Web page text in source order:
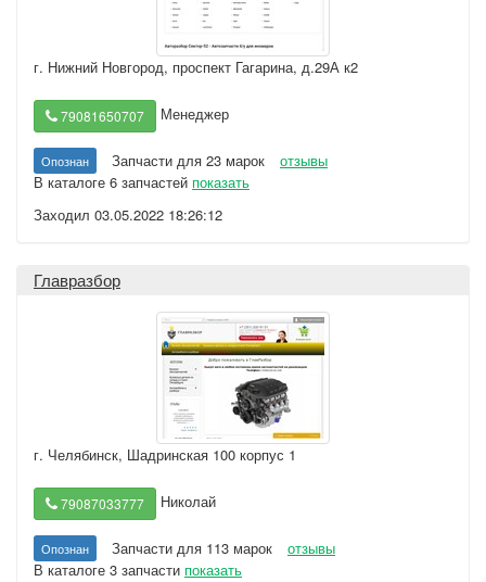
г. Нижний Новгород, проспект Гагарина, д.29А к2
79081650707 Менеджер
Опознан Запчасти для 23 марок
отзывы
В каталоге 6 запчастей показать
Заходил 03.05.2022 18:26:12
Главразбор
г. Челябинск, Шадринская 100 корпус 1
79087033777 Николай
Опознан Запчасти для 113 марок
отзывы
В каталоге 3 запчасти показать